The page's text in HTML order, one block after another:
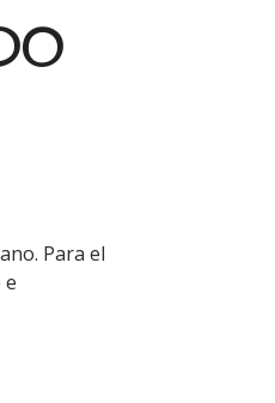
Para el
e